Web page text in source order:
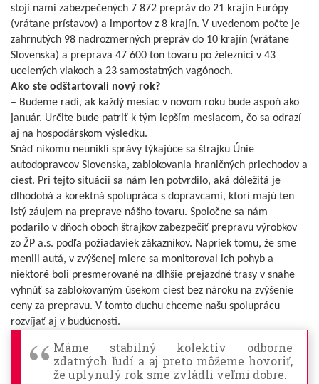
stojí nami zabezpečených 7 872 prepráv do 21 krajín Európy
(vrátane prístavov) a importov z 8 krajín. V uvedenom počte je
zahrnutých 98 nadrozmerných prepráv do 10 krajín (vrátane
Slovenska) a preprava 47 600 ton tovaru po železnici v 43
ucelených vlakoch a 23 samostatných vagónoch.
Ako ste odštartovali nový rok?
– Budeme radi, ak každý mesiac v novom roku bude aspoň ako
január. Určite bude patriť k tým lepším mesiacom, čo sa odrazí
aj na hospodárskom výsledku.
Snáď nikomu neunikli správy týkajúce sa štrajku Únie
autodopravcov Slovenska, zablokovania hraničných priechodov a
ciest. Pri tejto situácii sa nám len potvrdilo, aká dôležitá je
dlhodobá a korektná spolupráca s dopravcami, ktorí majú ten
istý záujem na preprave nášho tovaru. Spoločne sa nám
podarilo v dňoch oboch štrajkov zabezpečiť prepravu výrobkov
zo ŽP a.s. podľa požiadaviek zákazníkov. Napriek tomu, že sme
menili autá, v zvýšenej miere sa monitoroval ich pohyb a
niektoré boli presmerované na dlhšie prejazdné trasy v snahe
vyhnúť sa zablokovaným úsekom ciest bez nároku na zvýšenie
ceny za prepravu. V tomto duchu chceme našu spoluprácu
rozvíjať aj v budúcnosti.
Máme stabilný kolektív odborne
zdatných ľudí a aj preto môžeme hovoriť,
že uplynulý rok sme zvládli veľmi dobre.